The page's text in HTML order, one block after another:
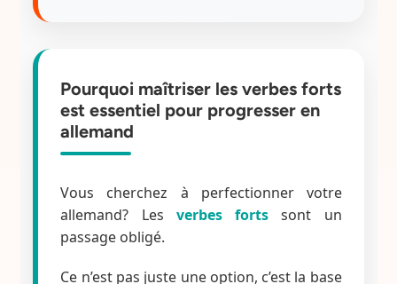
Pourquoi maîtriser les verbes forts
est essentiel pour progresser en
allemand
Vous cherchez à perfectionner votre
allemand? Les verbes forts sont un
passage obligé.
Ce n’est pas juste une option, c’est la base